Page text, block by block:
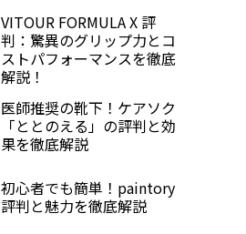
VITOUR FORMULA X 評
判：驚異のグリップ力とコ
ストパフォーマンスを徹底
解説！
医師推奨の靴下！ケアソク
「ととのえる」の評判と効
果を徹底解説
初心者でも簡単！paintory
評判と魅力を徹底解説